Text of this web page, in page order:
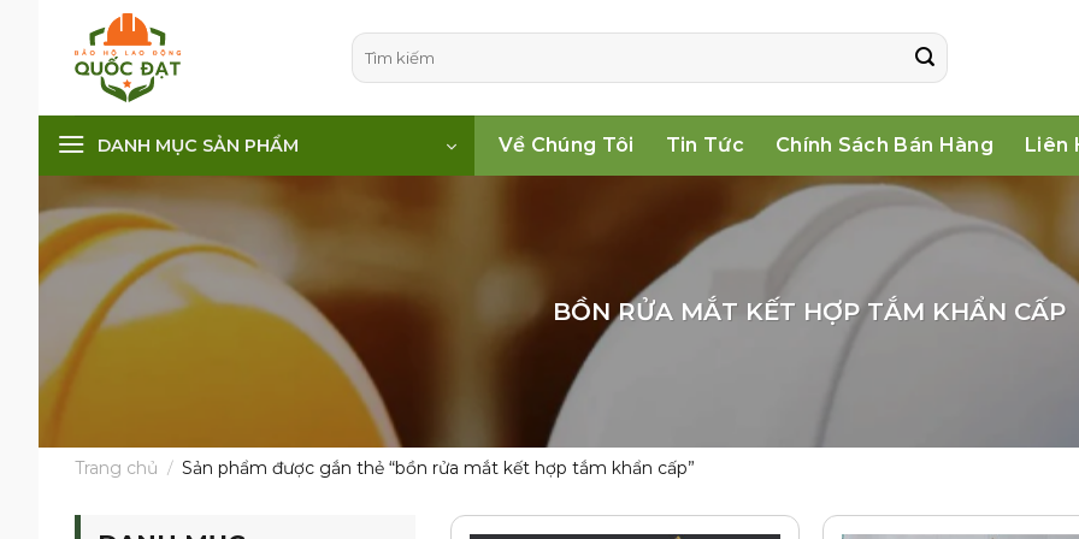
content
Tìm
kiếm:
DANH MỤC SẢN PHẨM Về Chúng Tôi Tin Tức Chính Sách Bán Hàng Liên
BỒN RỬA MẮT KẾT HỢP TẮM KHẨN CẤP
Trang chủ / Sản phẩm được gắn thẻ “bồn rửa mắt kết hợp tắm khẩn cấp”